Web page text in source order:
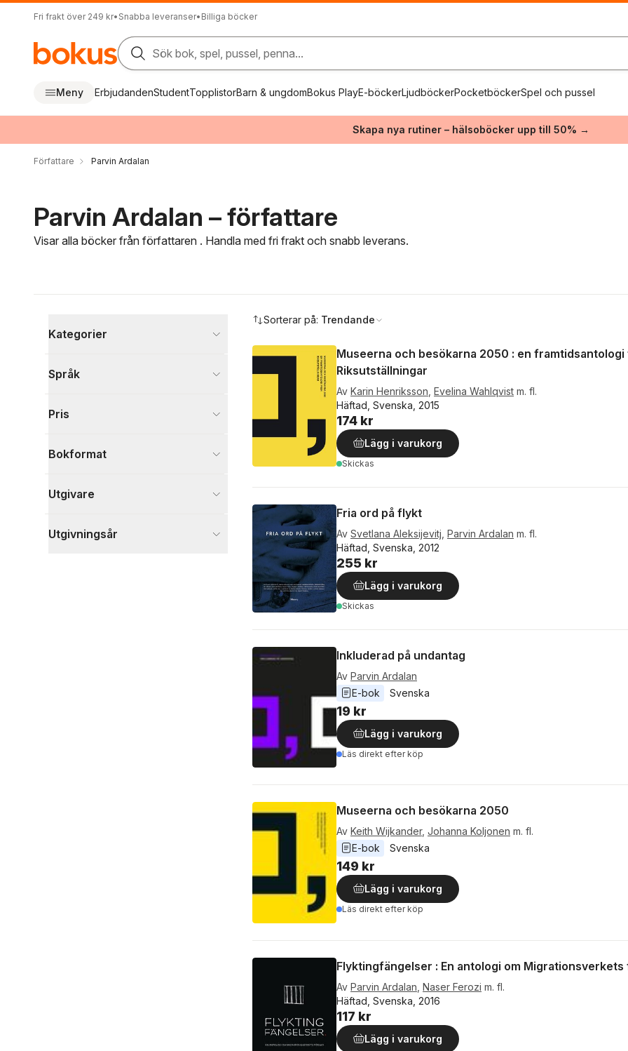
Fri frakt över 249 kr• Snabba leveranser• Billiga böcker
Sök bok, spel, pussel, penna...
Meny ErbjudandenStudentTopplistorBarn & ungdomBokus PlayE-böckerLjudböckerPocketböckerSpel och pussel
Skapa nya rutiner – hälsoböcker upp till 50% →
Författare Parvin Ardalan
Parvin Ardalan – författare
Visar alla böcker från författaren . Handla med fri frakt och snabb leverans.
Kategorier
Visa fler
Språk
Pris
Bokformat
Utgivare
Utgivningsår
Sorterar på: Trendande
Museerna och besökarna 2050 : en framtidsantologi
Riksutställningar
Av Karin Henriksson Evelina Wahlqvist m. fl.
Häftad, Svenska, 2015
174 kr
Lägg i varukorg
Skickas
Fria ord på flykt
Av Svetlana Aleksijevitj Parvin Ardalan m. fl.
Häftad, Svenska, 2012
255 kr
Lägg i varukorg
Skickas
Inkluderad på undantag
Av Parvin Ardalan
E-bok
Svenska
19 kr
Lägg i varukorg
Läs direkt efter köp
Museerna och besökarna 2050
Av Keith Wijkander, Johanna Koljonen m. fl.
E-bok
Svenska
149 kr
Lägg i varukorg
Läs direkt efter köp
Flyktingfängelser : En antologi om
Av Parvin Ardalan Naser Ferozi m. fl.
Häftad, Svenska, 2016
117 kr
Lägg i varukorg